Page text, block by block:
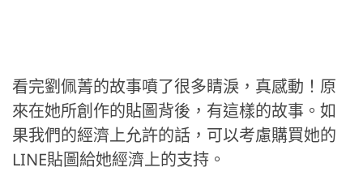
看完劉佩菁的故事噴了很多睛淚，真感動！原
來在她所創作的貼圖背後，有這樣的故事。如
果我們的經濟上允許的話，可以考慮購買她的
LINE貼圖給她經濟上的支持。